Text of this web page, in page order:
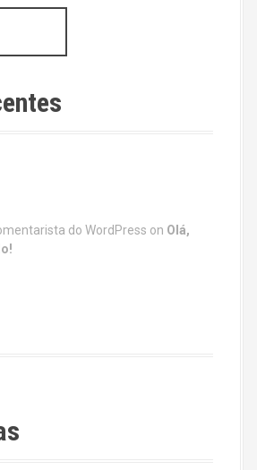
do WordPress on Olá,